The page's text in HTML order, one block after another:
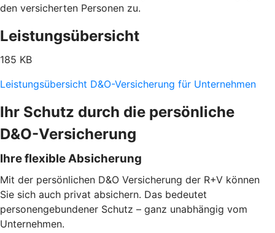
den versicherten Personen zu.
Leistungsübersicht
185 KB
Leistungsübersicht D&O-Versicherung für Unternehmen
Ihr Schutz durch die persönliche
D&O-Versicherung
Ihre flexible Absicherung
Mit der persönlichen D&O Versicherung der R+V können
Sie sich auch privat absichern. Das bedeutet
personengebundener Schutz – ganz unabhängig vom
Unternehmen.